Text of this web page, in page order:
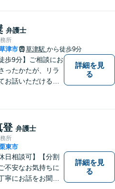
弁護士
所
津市 草津駅 から徒歩9分
歩9分】ご相談にお
ったかたが、リラ
お話いただけるよ
談を躊躇われてい
軽に、ご相談にい
さい。
詳細を見
る
登 弁護士
所
東市
日相談可】【分割
不安なお気持ちに
寧にお話をお聞き
詳細を見
る